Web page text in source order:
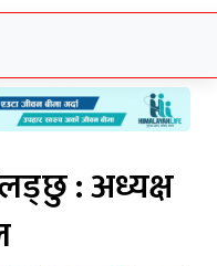
: अध्यक्ष